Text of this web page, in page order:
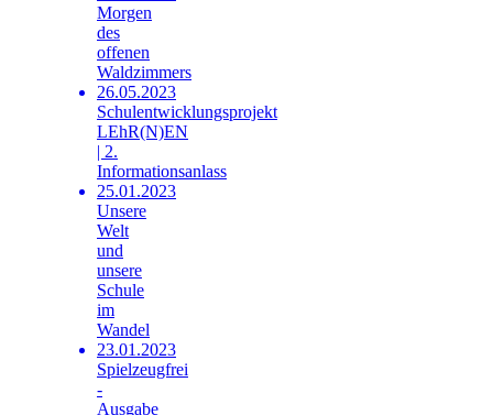
Morgen
des
offenen
Waldzimmers
26.05.2023
Schulentwicklungsprojekt
LEhR(N)EN
| 2.
Informationsanlass
25.01.2023
Unsere
Welt
und
unsere
Schule
im
Wandel
23.01.2023
Spielzeugfrei
-
Ausgabe